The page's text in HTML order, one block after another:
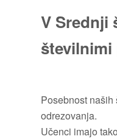
V Srednji
Posebnost
odrezovanja.
Učenci imajo